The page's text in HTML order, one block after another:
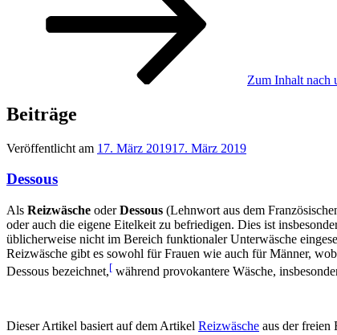
Zum Inhalt nach
Beiträge
Veröffentlicht am 17. März 201917. März 2019
Dessous
Als Reizwäsche oderDessous (Lehnwort aus dem
oder auch die eigene Eitelkeit zu befriedigen. Dies ist
üblicherweise nicht im Bereich funktionaler Unterwäsche
Reizwäsche gibt es sowohl für Frauen wie auch für Männer,
Dessous bezeichnet,[ während provokantere Wäsche,
Dieser Artikel basiert auf dem Artikel Reizwäsche aus der freien